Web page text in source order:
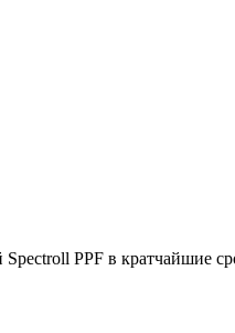
PPF в кратчайшие